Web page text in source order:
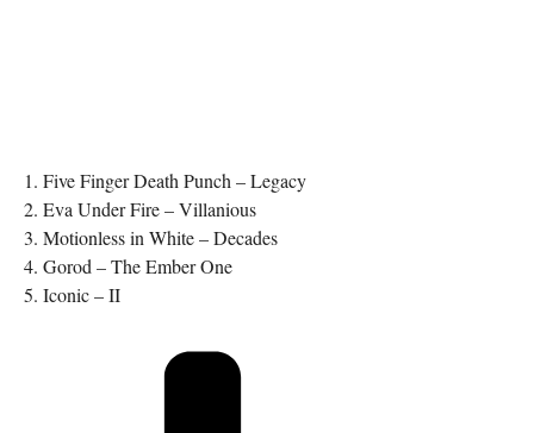
1. Five Finger Death Punch – Legacy
2. Eva Under Fire – Villanious
3. Motionless in White – Decades
4. Gorod – The Ember One
5. Iconic – II